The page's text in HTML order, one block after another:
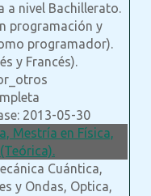
a nivel Bachillerato.
programación y
programador).
y Francés).
2013-05-30
Mestría en Física,
Cuántica,
y Ondas, Optica,